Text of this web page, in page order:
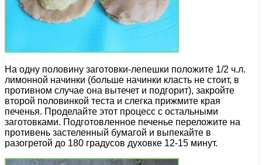
На одну половину заготовки-лепешки положите 1/2 ч.л.
лимонной начинки (больше начинки класть не стоит, в
противном случае она вытечет и подгорит), закройте
второй половинкой теста и слегка прижмите края
печенья. Проделайте этот процесс с остальными
заготовками. Подготовленное печенье переложите на
противень застеленный бумагой и выпекайте в
разогретой до 180 градусов духовке 12-15 минут.